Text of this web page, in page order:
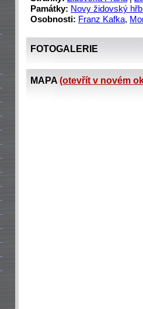
Památky: Novy židovský
Osobnosti: Franz Kafka,
FOTOGALERIE
MAPA (otevřít v novém